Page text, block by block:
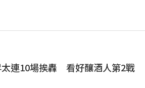
太連10場挨轟 看好釀酒人第2戰